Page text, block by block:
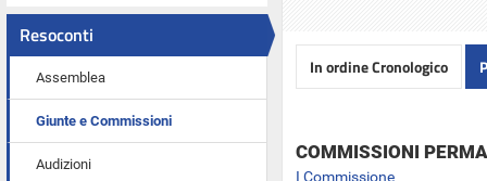
Resoconti
Assemblea
Giunte e Commissioni
Audizioni
In ordine Cronologico
COMMISSIONI
I Commissione